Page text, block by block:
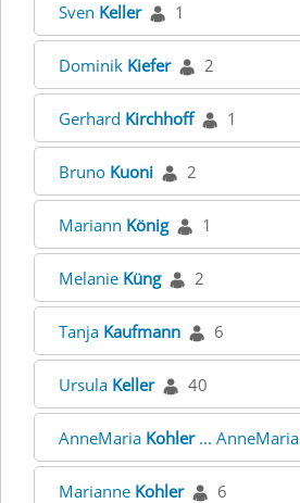
Sven Keller 1
Dominik Kiefer 2
Gerhard Kirchhoff 1
Bruno Kuoni 2
Mariann König 1
Melanie Küng 2
Tanja Kaufmann 6
Ursula Keller 40
AnneMaria Kohler... AnneMaria
Marianne Kohler 6